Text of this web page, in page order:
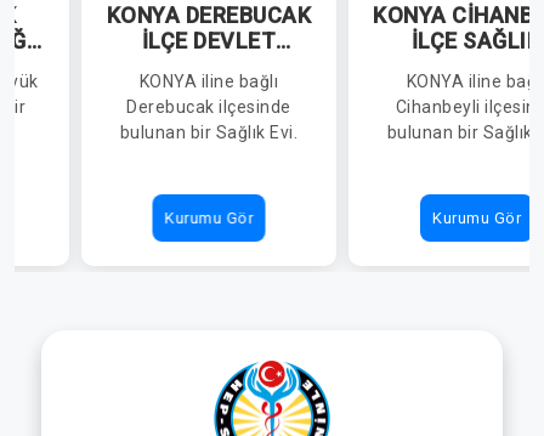
bir
KONYA DEREBUCAK
İLÇE DEVLET
ÇAMLIK SAĞLIK EVİ
KONYA iline bağlı
Derebucak ilçesinde
bulunan bir Sağlık Evi.
Kurumu Gör
KONYA
İLÇE SAĞLIK
KÜTÜKUŞAĞI
SAĞLIK EVİ
KONYA iline
Cihanbeyli
bulunan bir Sağlık
Kurumu Gör